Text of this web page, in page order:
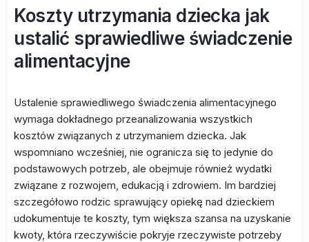
Koszty utrzymania dziecka jak
ustalić sprawiedliwe świadczenie
alimentacyjne
Ustalenie sprawiedliwego świadczenia alimentacyjnego
wymaga dokładnego przeanalizowania wszystkich
kosztów związanych z utrzymaniem dziecka. Jak
wspomniano wcześniej, nie ogranicza się to jedynie do
podstawowych potrzeb, ale obejmuje również wydatki
związane z rozwojem, edukacją i zdrowiem. Im bardziej
szczegółowo rodzic sprawujący opiekę nad dzieckiem
udokumentuje te koszty, tym większa szansa na uzyskanie
kwoty, która rzeczywiście pokryje rzeczywiste potrzeby